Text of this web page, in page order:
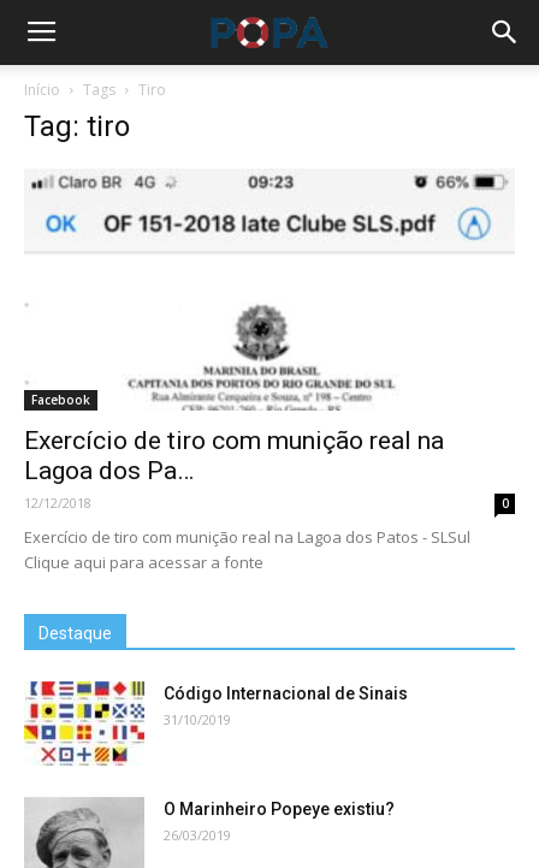
Início Tags Tiro
Tag: tiro
Facebook
Exercício de tiro com munição real na
Lagoa dos Pa…
12/12/2018 0
Exercício de tiro com munição real na Lagoa dos Patos - SLSul
Clique aqui para acessar a fonte
Destaque
Código Internacional de Sinais
31/10/2019
O Marinheiro Popeye existiu?
26/03/2019